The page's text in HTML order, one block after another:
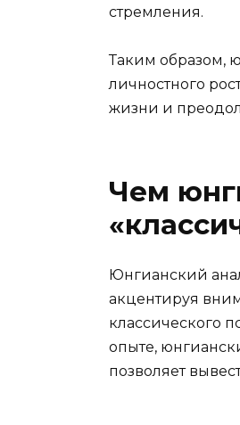
стремления.
Таким образом,
личностного
жизни и
Чем
Юнгианский
акцентируя
классического
опыте,
позволяет